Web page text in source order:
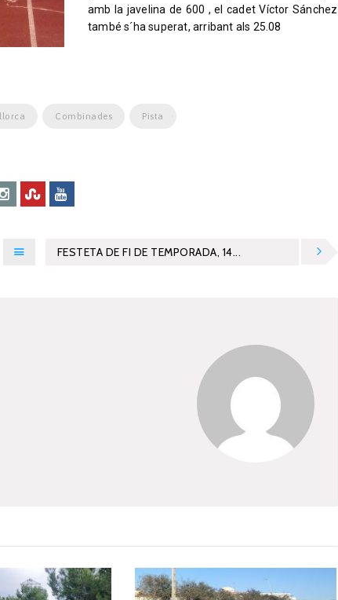
amb la javelina de 600 , el cadet Víctor Sánchez
també s´ha superat, arribant als 25.08
Combinades Pista
FESTETA DE FI DE TEMPORADA, 14...